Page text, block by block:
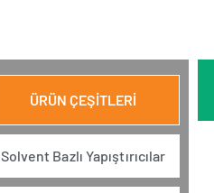
ÜRÜN ÇEŞİTLERİ
Solvent Bazlı Yapıştırıcılar